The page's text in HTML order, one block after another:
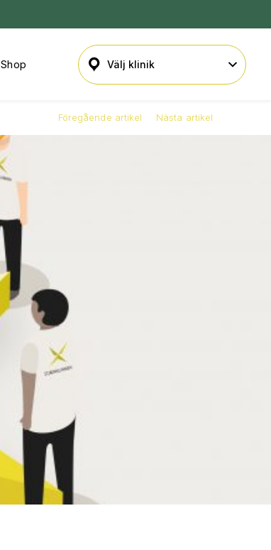
Shop
Nästa artikel
Föregående artikel